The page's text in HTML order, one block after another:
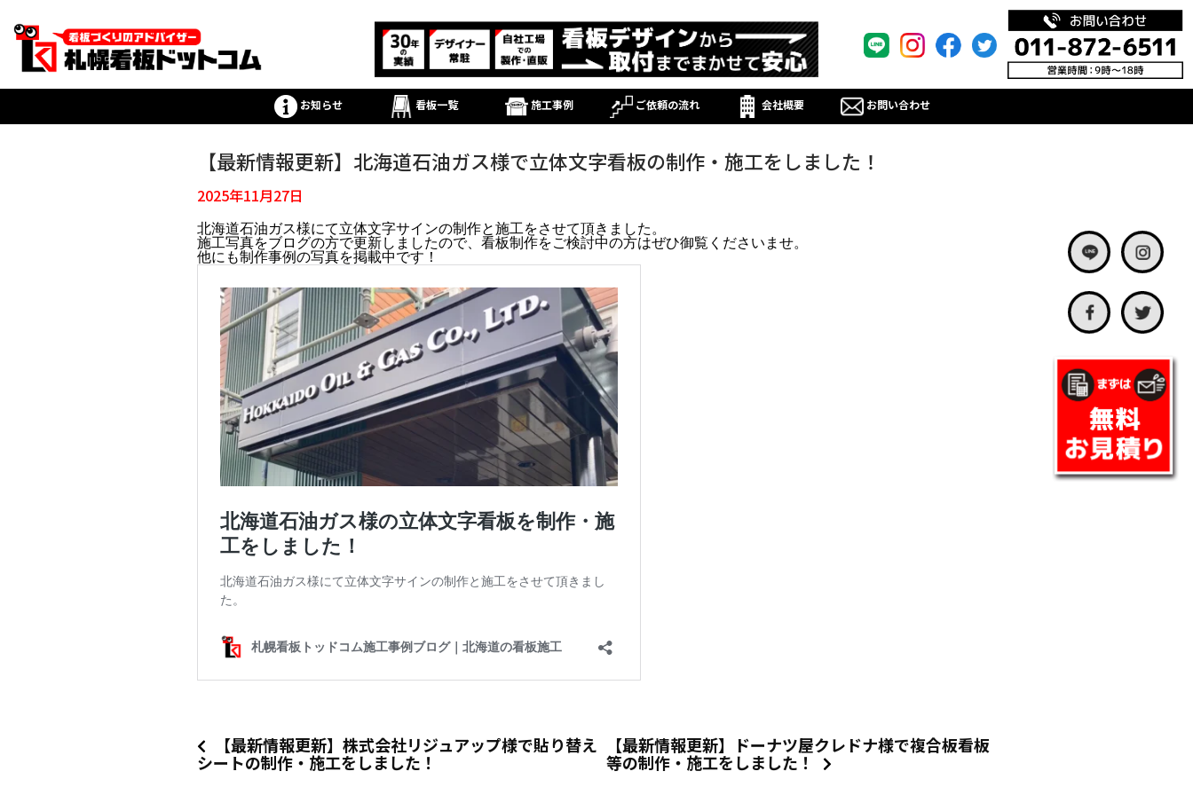
お知らせ 看板一覧 施工事例 ご依頼の流れ 会社概要 お問い合わせ
【最新情報更新】北海道石油ガス様で立体文字看板の制作・施工をしました！
2025年11月27日
北海道石油ガス様にて立体文字サインの制作と施工をさせて頂きました。
施工写真をブログの方で更新しましたので、看板制作をご検討中の方はぜひ御覧くださいませ。
他にも制作事例の写真を掲載中です！
【最新情報更新】株式会社リジュアップ様で貼り替え
シートの制作・施工をしました！
【最新情報更新】ドーナツ屋クレドナ様で複合板看板
等の制作・施工をしました！